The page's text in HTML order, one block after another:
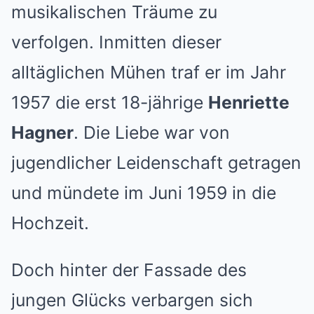
musikalischen Träume zu
verfolgen. Inmitten dieser
alltäglichen Mühen traf er im Jahr
1957 die erst 18-jährige Henriette
Hagner. Die Liebe war von
jugendlicher Leidenschaft getragen
und mündete im Juni 1959 in die
Hochzeit.
Doch hinter der Fassade des
jungen Glücks verbargen sich